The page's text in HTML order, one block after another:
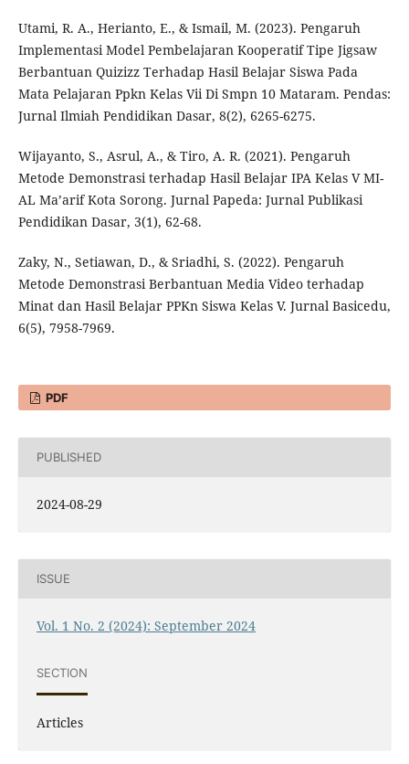
Utami, R. A., Herianto, E., & Ismail, M. (2023). Pengaruh
Implementasi Model Pembelajaran Kooperatif Tipe Jigsaw
Berbantuan Quizizz Terhadap Hasil Belajar Siswa Pada
Mata Pelajaran Ppkn Kelas Vii Di Smpn 10 Mataram. Pendas:
Jurnal Ilmiah Pendidikan Dasar, 8(2), 6265-6275.
Wijayanto, S., Asrul, A., & Tiro, A. R. (2021). Pengaruh
Metode Demonstrasi terhadap Hasil Belajar IPA Kelas V MI-
AL Ma’arif Kota Sorong. Jurnal Papeda: Jurnal Publikasi
Pendidikan Dasar, 3(1), 62-68.
Zaky, N., Setiawan, D., & Sriadhi, S. (2022). Pengaruh
Metode Demonstrasi Berbantuan Media Video terhadap
Minat dan Hasil Belajar PPKn Siswa Kelas V. Jurnal Basicedu,
6(5), 7958-7969.
PDF
PUBLISHED
2024-08-29
ISSUE
Vol. 1 No. 2 (2024): September 2024
SECTION
Articles